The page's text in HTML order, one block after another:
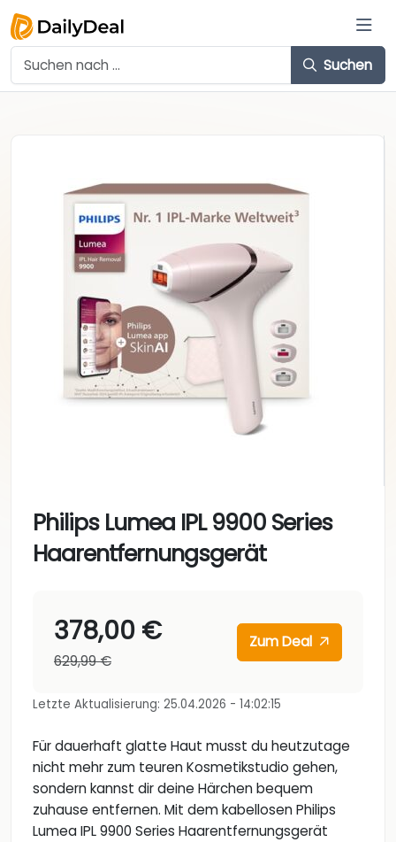
Suchen
Philips Lumea IPL 9900 Series
Haarentfernungsgerät
378,00 €
629,99 €
Zum Deal
Letzte Aktualisierung: 25.04.2026 - 14:02:15
Für dauerhaft glatte Haut musst du heutzutage
nicht mehr zum teuren Kosmetikstudio gehen,
sondern kannst dir deine Härchen bequem
zuhause entfernen. Mit dem kabellosen Philips
Lumea IPL 9900 Series Haarentfernungsgerät